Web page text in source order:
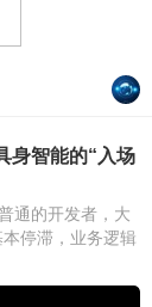
身智能的“入场
通的开发者，大
停滞，业务逻辑